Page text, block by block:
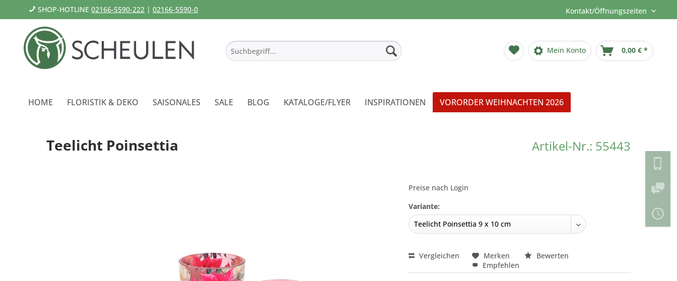
SHOP-HOTLINE 02166-5590-222 | 02166-5590-0 Kontakt/Öffnungszeiten
Mein Konto 0,00 € *
HOME FLORISTIK & DEKO SAISONALES SALE BLOG KATALOGE/FLYER INSPIRATIONEN VORORDER WEIHNACHTEN 2026
Artikel-Nr.: 55443
Teelicht Poinsettia
Preise nach Login
Variante:
Vergleichen Merken
Bewerten
Empfehlen